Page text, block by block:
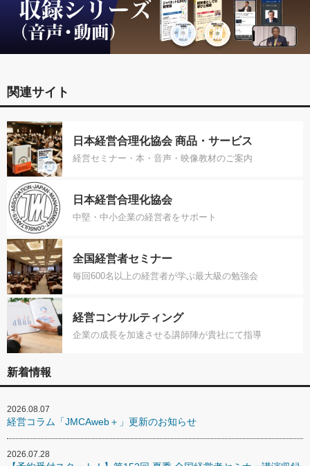
関連サイト
日本経営合理化協会 商品・サービス
経営セミナー・本・音声・映像教材のご案内
日本経営合理化協会
中堅・中小企業の経営者をサポート
全国経営者セミナー
毎回600名以上の経営者が学ぶ最大級の勉強会
経営コンサルティング
企業の成長を加速させる講師陣が貴社にて指導
新着情報
2026.08.07
経営コラム「JMCAweb＋」更新のお知らせ
2026.07.28